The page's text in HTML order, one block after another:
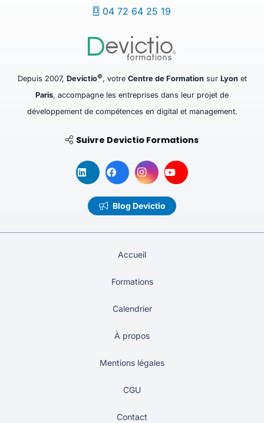
04 72 64 25 19
Depuis 2007, Devictio©, votre Centre de Formationsur Lyonet
Paris, accompagne les entreprises dans leur projet de
développement de compétences en digital et management.
Suivre Devictio Formations
Blog Devictio
Accueil
Formations
Calendrier
À propos
Mentions légales
CGU
Contact